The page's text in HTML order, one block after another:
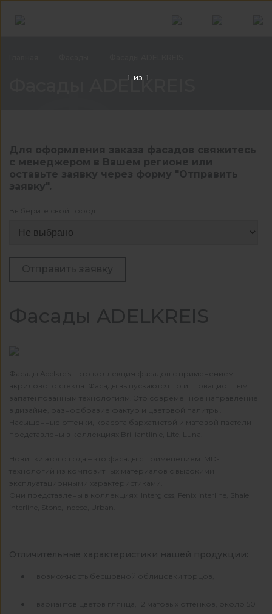
Фасады ADELKREIS
Для оформления заказа фасадов свяжитесь
с менеджером в Вашем регионе или
оставьте заявку через форму "Отправить
заявку".
Выберите свой город:
Отправить заявку
Фасады ADELKREIS
Фасады Adelkreis - это коллекция фасадов с применением
акрилового стекла. Фасады выпускаются по инновационным
запатентованным технологиям. Это современное направление
в дизайне, разнообразие фактур и цветовой палитры.
Насыщенные оттенки, красота бархатистой и матовой пастели
представлены в коллекциях Brilliantlinie, Lite, Luna.
Новинки этого года – это фасады с применением IMD-
технологий из композитных материалов с высокими
эксплуатационными характеристиками.
Они представлены в коллекциях: Intergloss, Fenix interline, Shale
interline, Stone, Indeco, Urban.
Отличительные характеристики нашей продукции:
возможность бесшовной облицовки торцов,
вариантов цветов глянца, 12 матовых оттенков, около 50
1 из 1